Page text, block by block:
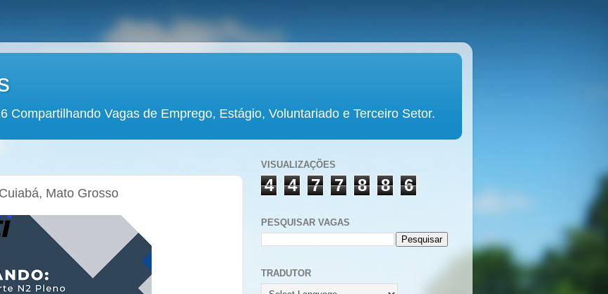
Compartilhando Vagas de Emprego, Estágio, Voluntariado e Terceiro Setor.
Mato Grosso
VISUALIZAÇÕES
4 4 7 7 8 8 6
PESQUISAR VAGAS
TRADUTOR